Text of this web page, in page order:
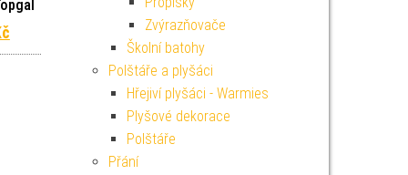
cena byla: 2 099 Kč.
Aktuální cena je: 1 889 Kč.Zvýrazňovače
Školní batohy
Polštáře a plyšáci
Hřejiví plyšáci - Warmies
Plyšové dekorace
Polštáře
Přání